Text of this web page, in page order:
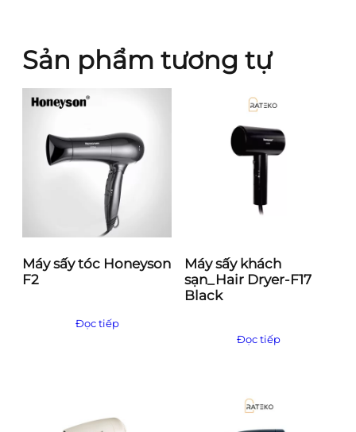
Sản phẩm tương tự
Máy sấy tóc Honeyson
F2
Đọc tiếp
Máy sấy khách
sạn_Hair Dryer-F17
Black
Đọc tiếp